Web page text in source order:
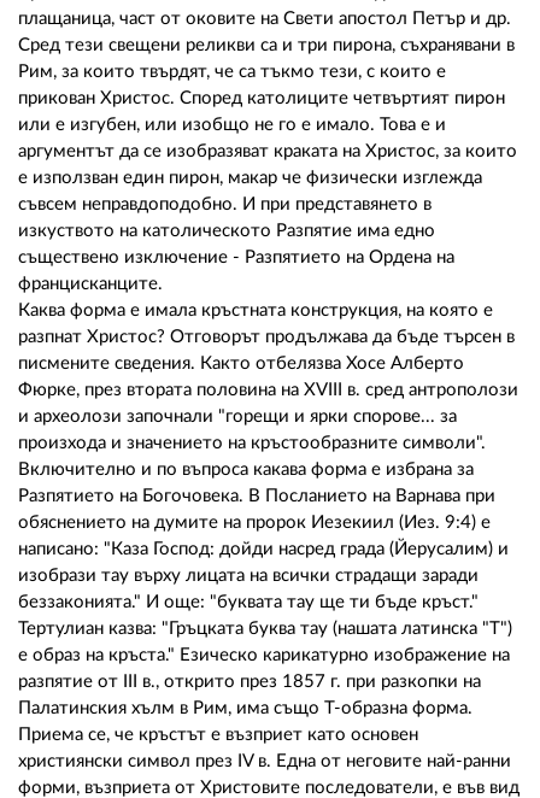
плащаница, част от оковите на Свети апостол Петър и др.
Сред тези свещени реликви са и три пирона, съхранявани в
Рим, за които твърдят, че са тъкмо тези, с които е
прикован Христос. Според католиците четвъртият пирон
или е изгубен, или изобщо не го е имало. Това е и
аргументът да се изобразяват краката на Христос, за които
е използван един пирон, макар че физически изглежда
съвсем неправдоподобно. И при представянето в
изкуството на католическото Разпятие има едно
съществено изключение - Разпятието на Ордена на
францисканците.
Каква форма е имала кръстната конструкция, на която е
разпнат Христос? Отговорът продължава да бъде търсен в
писмените сведения. Както отбелязва Хосе Алберто
Фюрке, през втората половина на ХVIII в. сред антрополози
и археолози започнали "горещи и ярки спорове... за
произхода и значението на кръстообразните символи".
Включително и по въпроса какава форма е избрана за
Разпятието на Богочовека. В Посланието на Варнава при
обяснението на думите на пророк Иезекиил (Иез. 9:4) е
написано: "Каза Господ: дойди насред града (Йерусалим) и
изобрази тау върху лицата на всички страдащи заради
беззаконията." И още: "буквата тау ще ти бъде кръст."
Тертулиан казва: "Гръцката буква тау (нашата латинска "Т")
е образ на кръста." Езическо карикатурно изображение на
разпятие от III в., открито през 1857 г. при разкопки на
Палатинския хълм в Рим, има също Т-образна форма.
Приема се, че кръстът е възприет като основен
християнски символ през IV в. Една от неговите най-ранни
форми, възприета от Христовите последователи, е във вид